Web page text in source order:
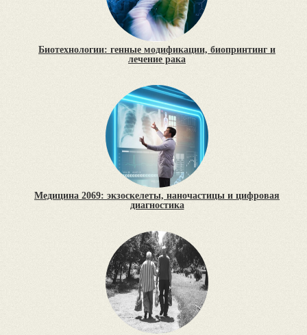
Биотехнологии: генные модификации, биопринтинг и
лечение рака
Медицина 2069: экзоскелеты, наночастицы и цифровая
диагностика